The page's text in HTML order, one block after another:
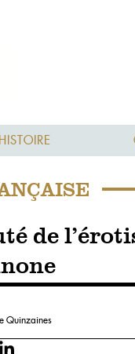
HISTOIRE
de
Quinzaines